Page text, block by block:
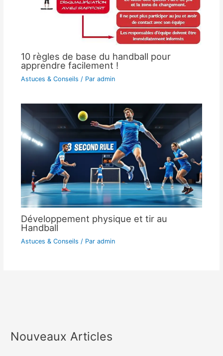
10 règles de base du handball pour
apprendre facilement !
Astuces & Conseils / Par admin
Développement physique et tir au
Handball
Astuces & Conseils / Par admin
Nouveaux Articles